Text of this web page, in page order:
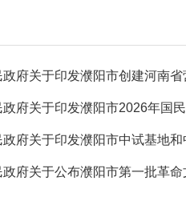
府关于印发濮阳市创建河南
府关于印发濮阳市2026年国
府关于印发濮阳市中试基地
府关于公布濮阳市第一批革